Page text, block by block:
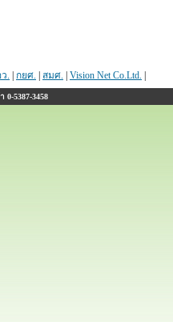
. กยศ. สมศ. Vision Net Co.Ltd.
0-5387-3458